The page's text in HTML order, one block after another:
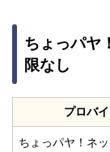
ちょっパヤ
限なし
プロバ
ちょっパヤ！ネッ